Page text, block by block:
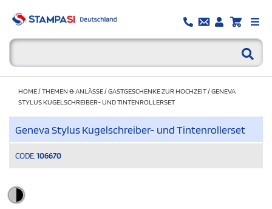
HOME/THEMEN & ANLÄSSE/GASTGESCHENKE ZUR HOCHZEIT/GENEVA
STYLUS KUGELSCHREIBER- UND TINTENROLLERSET
Geneva Stylus Kugelschreiber- und Tintenrollerset
CODE. 106670